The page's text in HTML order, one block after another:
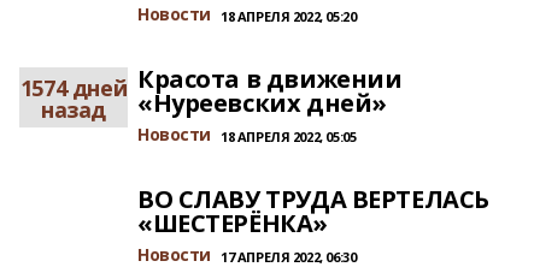
Новости 18 АПРЕЛЯ 2022, 05:20
1574 дней
назад
Красота в движении
«Нуреевских дней»
Новости 18 АПРЕЛЯ 2022, 05:05
ВО СЛАВУ ТРУДА ВЕРТЕЛАСЬ
«ШЕСТЕРЁНКА»
Новости 17 АПРЕЛЯ 2022, 06:30